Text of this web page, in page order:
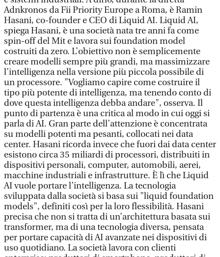
Adnkronos da Fii Priority Europe a Roma, è Ramin
Hasani, co-founder e CEO di Liquid AI. Liquid AI,
spiega Hasani, è una società nata tre anni fa come
spin-off del Mit e lavora sui foundation model
costruiti da zero. L’obiettivo non è semplicemente
creare modelli sempre più grandi, ma massimizzare
l’intelligenza nella versione più piccola possibile di
un processore. "Vogliamo capire come costruire il
tipo più potente di intelligenza, ma tenendo conto di
dove questa intelligenza debba andare", osserva. Il
punto di partenza è una critica al modo in cui oggi si
parla di AI. Gran parte dell’attenzione è concentrata
su modelli potenti ma pesanti, collocati nei data
center. Hasani ricorda invece che fuori dai data center
esistono circa 35 miliardi di processori, distribuiti in
dispositivi personali, computer, automobili, aerei,
macchine industriali e infrastrutture. È lì che Liquid
AI vuole portare l’intelligenza. La tecnologia
sviluppata dalla società si basa sui "liquid foundation
models", definiti così per la loro flessibilità. Hasani
precisa che non si tratta di un’architettura basata sui
transformer, ma di una tecnologia diversa, pensata
per portare capacità di AI avanzate nei dispositivi di
uso quotidiano. La società lavora con clienti